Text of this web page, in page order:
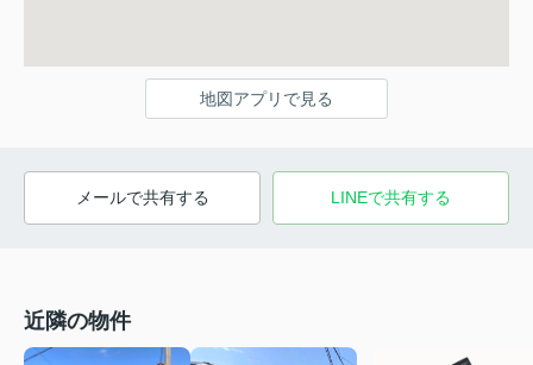
地図アプリで見る
メールで共有する LINEで共有する
近隣の物件